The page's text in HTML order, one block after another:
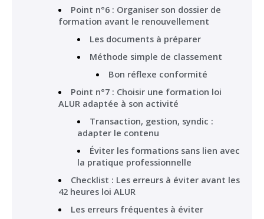
Point n°6 : Organiser son dossier de
formation avant le renouvellement
Les documents à préparer
Méthode simple de classement
Bon réflexe conformité
Point n°7 : Choisir une formation loi
ALUR adaptée à son activité
Transaction, gestion, syndic :
adapter le contenu
Éviter les formations sans lien avec
la pratique professionnelle
Checklist : Les erreurs à éviter avant les
42 heures loi ALUR
Les erreurs fréquentes à éviter